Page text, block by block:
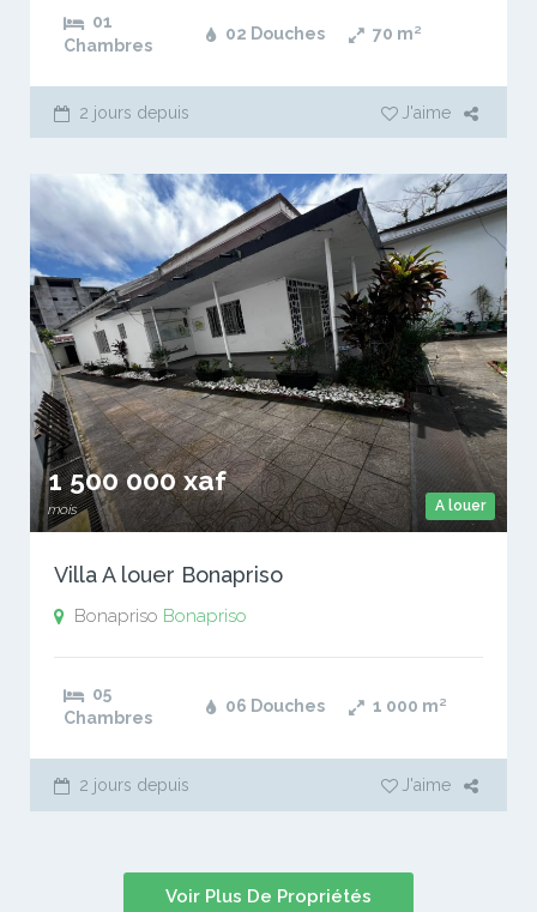
01
Chambres
02 Douches 70 m²
2 jours depuis J'aime
A louer
1 500 000 xaf
mois
Villa A louer Bonapriso
Bonapriso Bonapriso
05
Chambres
06 Douches 1 000 m²
2 jours depuis J'aime
Voir Plus De Propriétés